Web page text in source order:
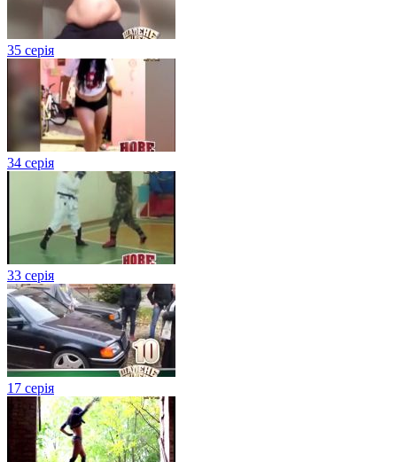
35 серія
34 серія
33 серія
17 серія